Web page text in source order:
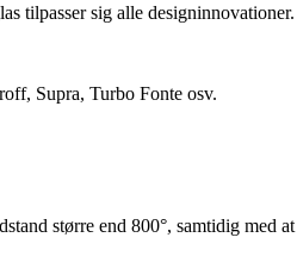
tilpasser sig alle designinnovationer.
Supra, Turbo Fonte osv.
større end 800°, samtidig med